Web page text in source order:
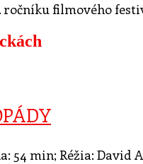
ročníku filmového
54 min; Réžia: David